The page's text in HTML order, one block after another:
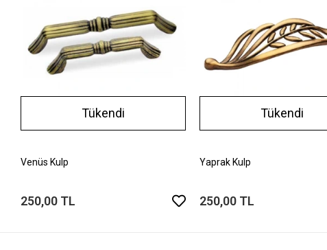
Tükendi
Venüs Kulp
250,00 TL
Tükendi
Yaprak Kulp
250,00 TL